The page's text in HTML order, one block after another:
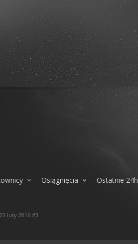
Osiągnięcia Ostatnie 24h
luty 2016 #3